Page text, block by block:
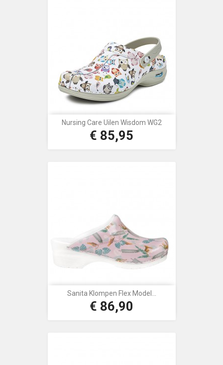
Nursing Care Uilen Wisdom WG2
Prijs
€ 85,95
Sanita Klompen Flex Model...
Prijs
€ 86,90